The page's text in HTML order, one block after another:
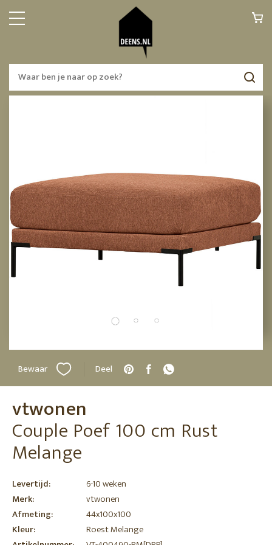
Bewaar Deel
vtwonen
Couple Poef 100 cm Rust
Melange
Levertijd:
6-10 weken
Merk:
vtwonen
Afmeting:
44x100x100
Kleur:
Roest Melange